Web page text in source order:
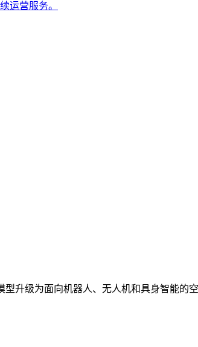
运营服务。
升级为面向机器人、无人机和具身智能的空